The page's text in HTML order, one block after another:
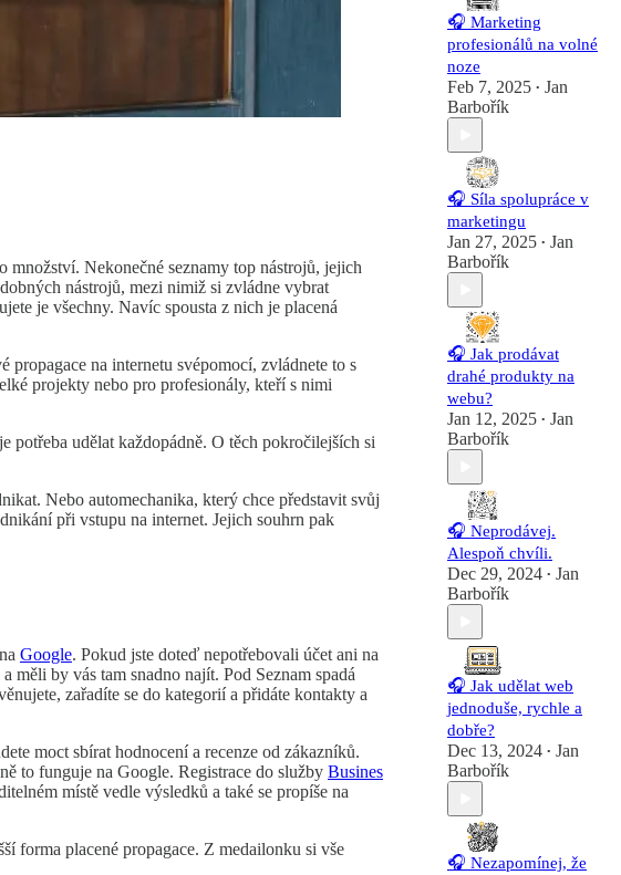
množství. Nekonečné seznamy top nástrojů, jejich
nástrojů, mezi nimiž si zvládne vybrat
je všechny. Navíc spousta z nich je placená
na internetu svépomocí, zvládnete to s
projekty nebo pro profesionály, kteří s nimi
potřeba udělat každopádně. O těch pokročilejších si
Nebo automechanika, který chce představit svůj
při vstupu na internet. Jejich souhrn pak
Google. Pokud jste doteď nepotřebovali účet ani na
by vás tam snadno najít. Pod Seznam spadá
zařadíte se do kategorií a přidáte kontakty a
moct sbírat hodnocení a recenze od zákazníků.
to funguje na Google. Registrace do služby Busines
místě vedle výsledků a také se propíše na
forma placené propagace. Z medailonku si vše
🎧 Marketing
profesionálů na volné
noze
Feb 7, 2025 • Jan
Barbořík
🎧 Síla spolupráce v
marketingu
Jan 27, 2025 • Jan
Barbořík
🎧 Jak prodávat
drahé produkty na
webu?
Jan 12, 2025 • Jan
Barbořík
🎧 Neprodávej.
Alespoň chvíli.
Dec 29, 2024 • Jan
Barbořík
🎧 Jak udělat web
jednoduše, rychle a
dobře?
Dec 13, 2024 • Jan
Barbořík
🎧 Nezapomínej, že